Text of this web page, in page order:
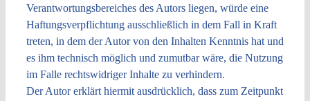
Verantwortungsbereiches des Autors liegen, würde eine
Haftungsverpflichtung ausschließlich in dem Fall in Kraft
treten, in dem der Autor von den Inhalten Kenntnis hat und
es ihm technisch möglich und zumutbar wäre, die Nutzung
im Falle rechtswidriger Inhalte zu verhindern.
Der Autor erklärt hiermit ausdrücklich, dass zum Zeitpunkt